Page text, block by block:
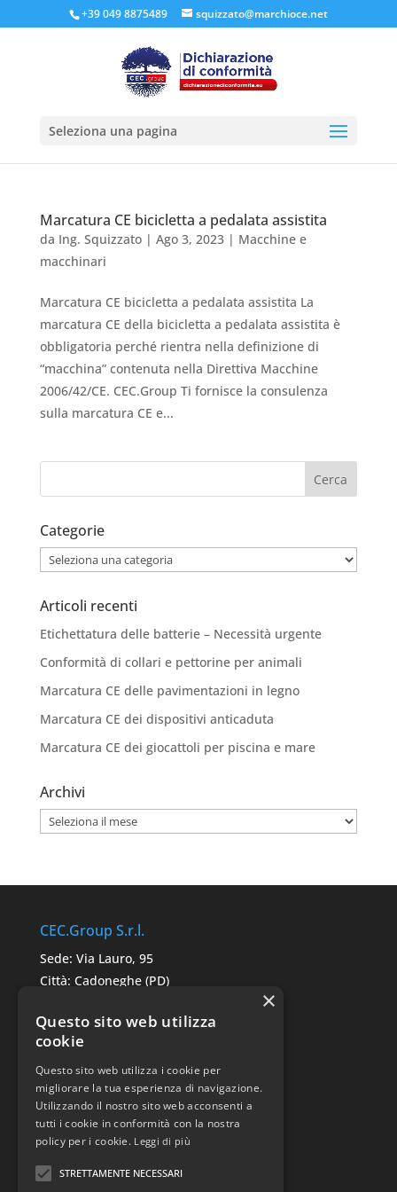
+39 049 8875489 squizzato@marchioce.net
Seleziona una pagina
Marcatura CE bicicletta a pedalata assistita
da Ing. Squizzato| Ago 3, 2023| Macchine e
macchinari
Marcatura CE bicicletta a pedalata assistita La
marcatura CE della bicicletta a pedalata assistita è
obbligatoria perché rientra nella definizione di
“macchina” contenuta nella Direttiva Macchine
2006/42/CE. CEC.Group Ti fornisce la consulenza
sulla marcatura CE e...
Categorie
Categorie
Articoli recenti
Etichettatura delle batterie – Necessità urgente
Conformità di collari e pettorine per animali
Marcatura CE delle pavimentazioni in legno
Marcatura CE dei dispositivi anticaduta
Marcatura CE dei giocattoli per piscina e mare
Archivi
Archivi
CEC.Group S.r.l.
Sede: Via Lauro, 95
Città: Cadoneghe (PD)
P.IVA: 05291680287
Link Utili
Sitemap
Privacy Police
×
Questo sito web utilizza
cookie
Questo sito web utilizza i cookie per
migliorare la tua esperienza di navigazione.
Utilizzando il nostro sito web acconsenti a
tutti i cookie in conformità con la nostra
policy per i cookie. Leggi di più
STRETTAMENTE NECESSARI